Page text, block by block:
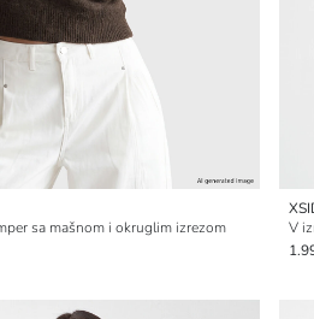
sa mašnom i okruglim izrezom
V